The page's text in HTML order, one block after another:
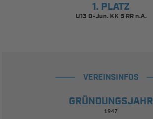
1. PLATZ
U13 D-Jun. KK 5 RR n.A.
VEREINSINFOS
GRÜNDUNGSJAHR
1947